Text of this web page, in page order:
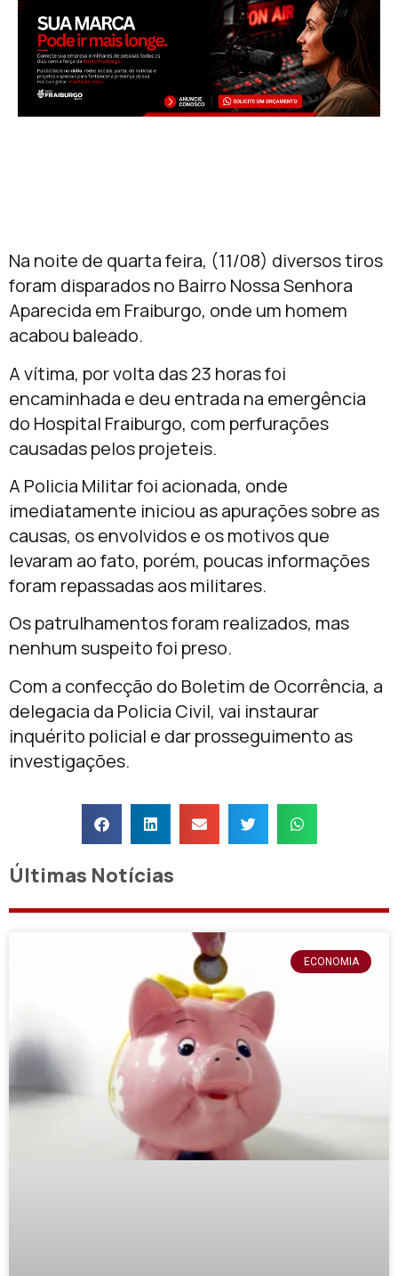
Na noite de quarta feira, (11/08) diversos tiros
foram disparados no Bairro Nossa Senhora
Aparecida em Fraiburgo, onde um homem
acabou baleado.
A vítima, por volta das 23 horas foi
encaminhada e deu entrada na emergência
do Hospital Fraiburgo, com perfurações
causadas pelos projeteis.
A Policia Militar foi acionada, onde
imediatamente iniciou as apurações sobre as
causas, os envolvidos e os motivos que
levaram ao fato, porém, poucas informações
foram repassadas aos militares.
Os patrulhamentos foram realizados, mas
nenhum suspeito foi preso.
Com a confecção do Boletim de Ocorrência, a
delegacia da Policia Civil, vai instaurar
inquérito policial e dar prosseguimento as
investigações.
Últimas Notícias
ECONOMIA